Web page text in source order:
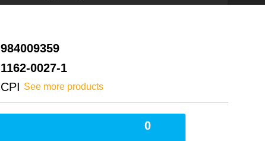
984009359
1162-0027-1
CPI See more products
0